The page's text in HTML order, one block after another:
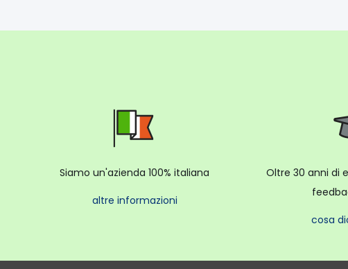
Siamo un'azienda 100% italiana
altre informazioni
Oltre 30 anni di
cosa